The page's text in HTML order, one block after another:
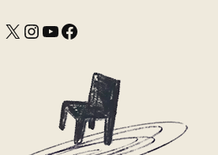
X Instagram YouTube Facebook